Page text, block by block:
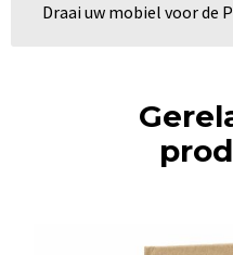
Draai uw mobiel voor de